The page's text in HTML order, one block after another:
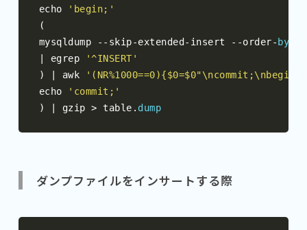
echo
'begin;'
(
mysqldump
-- skip-extended - insert --order- by
egrep
'^INSERT'
)
awk
echo
'commit;'
)
gzip > table . dump
ダンプファイルをインサートする際